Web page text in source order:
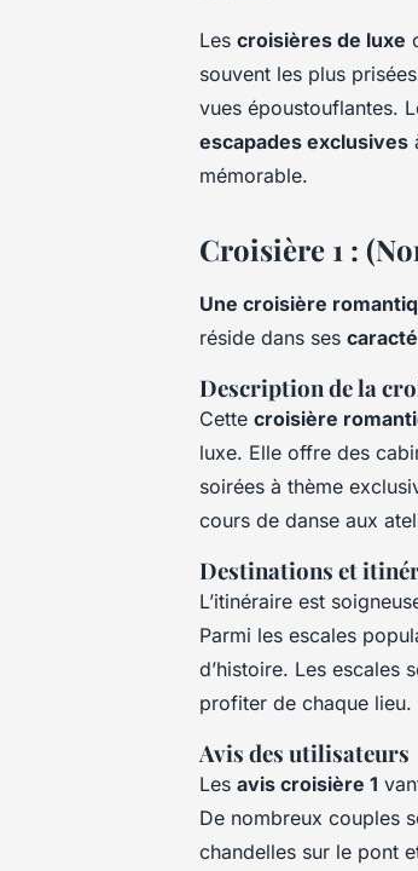
Les croisières de luxe
souvent les plus
vues époustouflantes.
escapades exclusives
mémorable.
Croisière 1 :
Une croisière
réside dans ses
Description de la
Cette croisière
luxe. Elle offre des
soirées à thème
cours de danse aux
Destinations et
L’itinéraire est
Parmi les escales
d’histoire. Les escales
profiter de chaque lieu.
Avis des utilisateurs
Les avis croisière 1
De nombreux couples
chandelles sur le pont